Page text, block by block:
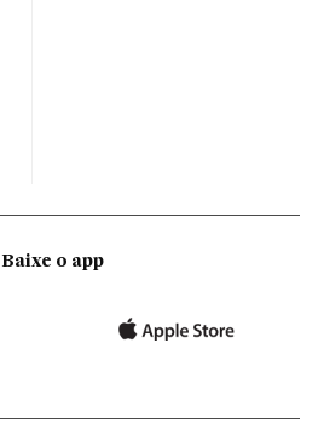
Baixe o app